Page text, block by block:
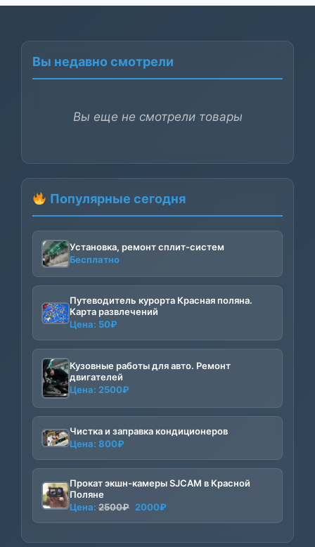
Вы недавно смотрели
Вы еще не смотрели товары
Популярные сегодня
Установка, ремонт сплит-систем
Бесплатно
Путеводитель курорта Красная поляна.
Карта развлечений
Цена: 50₽
Кузовные работы для авто. Ремонт
двигателей
Цена: 2500₽
Чистка и заправка кондиционеров
Цена: 800₽
Прокат экшн-камеры SJCAM в Красной
Поляне
Цена: 2500₽ Первоначальная
цена
2000₽
цена: